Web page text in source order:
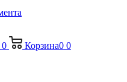
0 Корзина0 0